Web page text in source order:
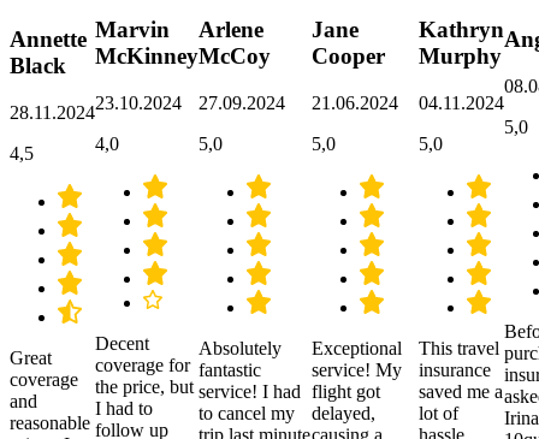
Annette
Black
28.11.2024
4,5
Great
coverage
and
reasonable
Marvin
McKinney
23.10.2024
4,0
Decent
coverage for
the price, but
I had to
follow up
Arlene
McCoy
27.09.2024
5,0
Absolutely
fantastic
service! I had
to cancel my
trip last minute
Jane
Cooper
21.06.2024
5,0
Exceptional
service! My
flight got
delayed,
causing a
Kathryn
Murphy
04.11.2024
5,0
This travel
insurance
saved me a
lot of
hassle
5,0